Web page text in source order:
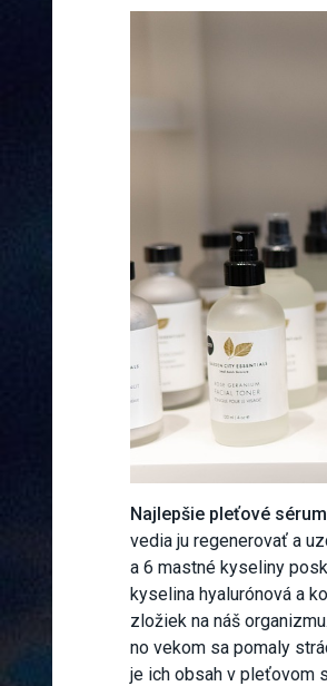
Najlepšie pleťové sérum
vedia ju regenerovať a
a 6 mastné kyseliny
kyselina hyalurónová a
zložiek na náš
no vekom sa pomaly
je ich obsah v pleťovom